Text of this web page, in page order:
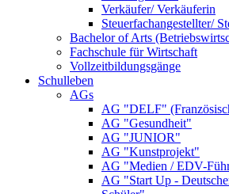
Verkäufer/ Verkäuferin
Steuerfachangestellter/
Bachelor of Arts
Fachschule für Wirtschaft
Vollzeitbildungsgänge
Schulleben
AGs
AG "DELF"
AG "Gesundheit"
AG "JUNIOR"
AG "Kunstprojekt"
AG "Medien / EDV-
AG "Start Up -